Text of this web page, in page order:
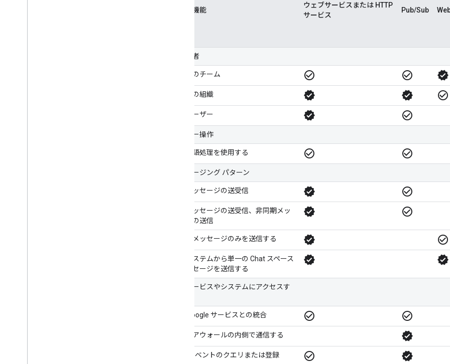
特長と機能
ウェブサービスまたは HTTP
サービス
Pub/Sub
対象読者
あなたのチーム check_circle_outline check_circle_outline verified
あなたの組織 verified verified check_circle_outline
一般ユーザー verified check_circle_outline
ユーザー操作
自然言語処理を使用する check_circle_outline check_circle_outline
メッセージング パターン
同期メッセージの送受信 verified check_circle_outline
同期メッセージの送受信、非同期メッ
セージの送信
verified check_circle_outline
非同期メッセージのみを送信する verified check_circle_outline
外部システムから単一の Chat スペース
にメッセージを送信する
verified verified
他のサービスやシステムにアクセスす
他の Google サービスとの統合 check_circle_outline check_circle_outline
ファイアウォールの内側で通信する verified
Chat イベントのクエリまたは登録 check_circle_outline verified